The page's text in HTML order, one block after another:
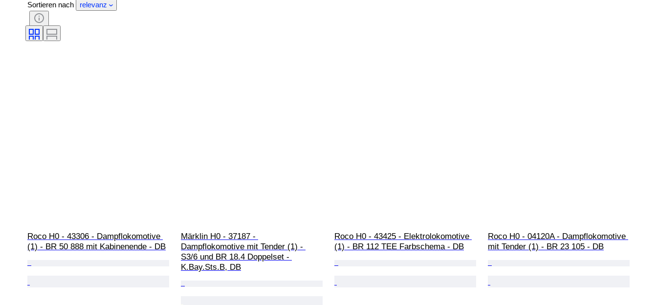
Sortieren nach relevanz
Roco H0 - 43306 - Dampflokomotive
(1) - BR 50 888 mit Kabinenende - DB
Märklin H0 - 37187 -
Dampflokomotive mit Tender (1) -
S3/6 und BR 18.4 Doppelset -
K.Bay.Sts.B, DB
Roco H0 - 43425 - Elektrolokomotive
(1) - BR 112 TEE Farbschema - DB
Roco H0 - 04120A - Dampflokomotive
mit Tender (1) - BR 23 105 - DB